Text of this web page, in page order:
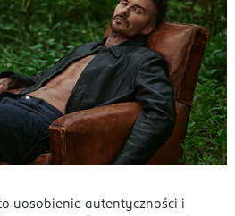
uosobienie autentyczności i